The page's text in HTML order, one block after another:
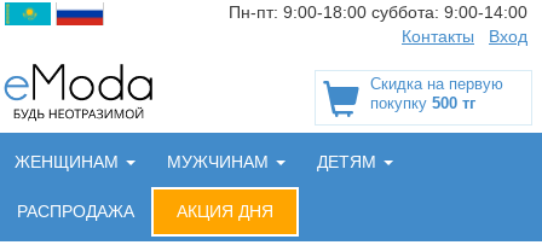
Пн-пт: 9:00-18:00 суббота: 9:00-14:00
Контакты
Вход
Скидка на первую
покупку 500 тг
ЖЕНЩИНАМ МУЖЧИНАМ ДЕТЯМ
РАСПРОДАЖА АКЦИЯ ДНЯ